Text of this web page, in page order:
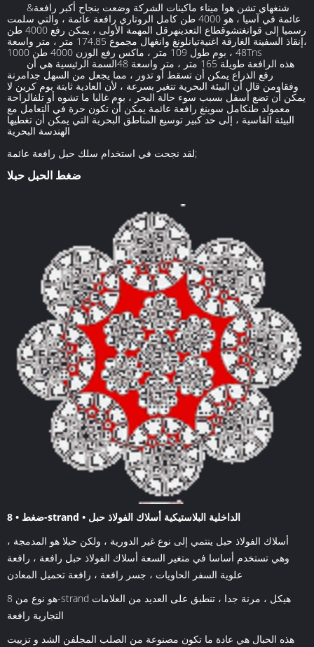
&شنغهاي تشن هوا ميناء ماكينات الشركة وضعت بنجاح أكبر رافعة
عائمة في آسيا ، هو 4000 طن كامل الروتاري رافعة عائمة ، والتي سلمت
رسميا إلى قوانغتشوقطاع التعدينهرقل المهمة الأولى ، يمكن رفع 4000 طن
،إنقاذ السفينة الغارقة اغنيةتيانلونغ وانغهال مجموع 174.85 متر ، متر واسعة
48 ، بوم طول 109 متر ، ماكس رفع الوزن 4000 طن 1000Tns
هذه الرافعة طويلة 165 متر ، متر واسعة 48السمة الرئيسية هي أن
رفع الذراع يمكن أن تسقط أو تدور ، مما يجعل من السهل جدامرنة
وفقاومن قال أن البيئة البحرية تتغير بسرعة ، لأن العادية ثابتة بوم كرين لا
يمكن أن تضع أسفل بسبب سوء حالة البحر ، بوم غالبا ما تشوه أو تلفالراحة
معمولد طنكامل سوينغ رافعة عائمة يمكن أن تكون حرة في التعامل مع
البيئة القاسية ، إلى حد كبير توسيع المناطق البحرية التي يمكن أن تغطيها
الهندسة البحرية
لقد نجحت في استخدام سلك حبل رافعة عائمة;
ضغط الحبل حبلا
ضغط • 8-strand • الداخلية البلاستيكية أسلاك الفولاذ حبل
أسلاك الفولاذ حبل ينتمي إلى نوع غير الدورية ، ولكن حبلا هو المدمجة ،
وهي تستخدم أساسا في متغير السعة أسلاك الفولاذ حبل رافعة ، رافعة
علوية السفر الحاويات ، جسر رافعة ، رافعة تحميل المعادن
هو نوع من 8-strand هيكل ، مرنة جدا ، تنطبق على العديد من العلامات
التجارية رافعة
هذه الحبال هي عادة ما تكون مصنوعة من الصلب المجلفن الشد و تزييت